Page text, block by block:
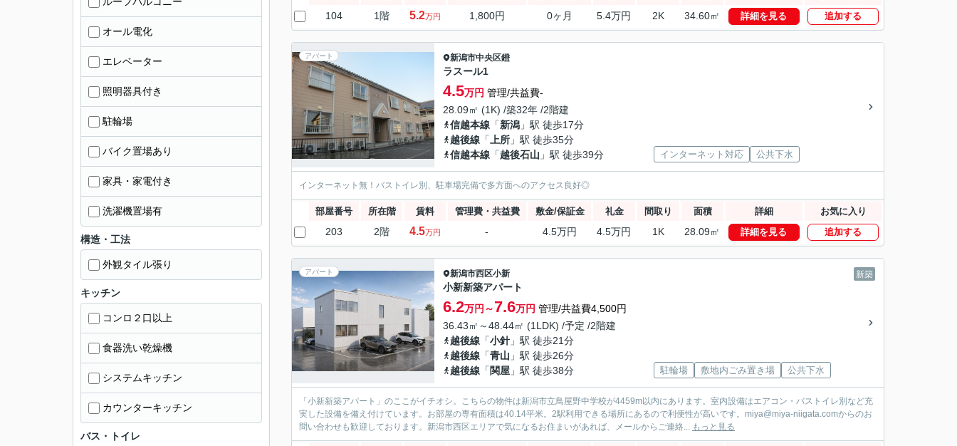
104 1階 5.2万円 1,800円 0ヶ月 5.4万円 2K 34.60㎡ 詳細を見る 追加する
アパート 新潟市中央区鐙
ラスール1
4.5万円 管理/共益費-
28.09㎡ (1K) /築32年 /2階建
信越本線 「新潟 」駅 徒歩17分
越後線 「 上所 」駅 徒歩35分
信越本線 「越後石山 」駅 徒歩39分 インターネット対応 公共下水
インターネット無！バストイレ別、駐車場完備で多方面へのアクセス良好◎
部屋番号 所在階 賃料 管理費・共益費 敷金/保証金 礼金 間取り 面積 詳細 お気に入り
203 2階 4.5万円 - 4.5万円 4.5万円 1K 28.09㎡ 詳細を見る 追加する
アパート 新築
新潟市西区小新
小新新築アパート
6.2万円～7.6万円 管理/共益費4,500円
36.43㎡～48.44㎡ (1LDK) /予定 /2階建
越後線 「小針」駅 徒歩21分
越後線 「青山 」駅 徒歩26分
越後線 「 関屋 」駅 徒歩38分 駐輪場 敷地内ごみ置き場 公共下水
「小新新築アパート」のここがイチオシ。こちらの物件は新潟市立鳥屋野中学校が4459m以内にあります。室内設備はエアコン・バストイレ別など充
実した設備を備え付けています。お部屋の専有面積は40.14平米。2駅利用できる場所にあるので利便性が高いです。miya@miya-niigata.comからのお
問い合わせも歓迎しております。新潟市西区エリアで気になるお住まいがあれば、メールからご連絡... もっと見る
オール電化
エレベーター
照明器具付き
駐輪場
バイク置場あり
家具・家電付き
洗濯機置場有
構造・工法
外観タイル張り
キッチン
コンロ２口以上
食器洗い乾燥機
システムキッチン
カウンターキッチン
バス・トイレ